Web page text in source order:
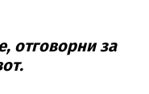
отговорни за